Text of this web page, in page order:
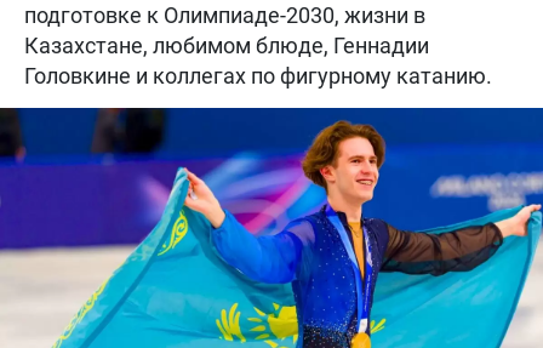
подготовке к Олимпиаде-2030, жизни в
Казахстане, любимом блюде, Геннадии
Головкине и коллегах по фигурному катанию.